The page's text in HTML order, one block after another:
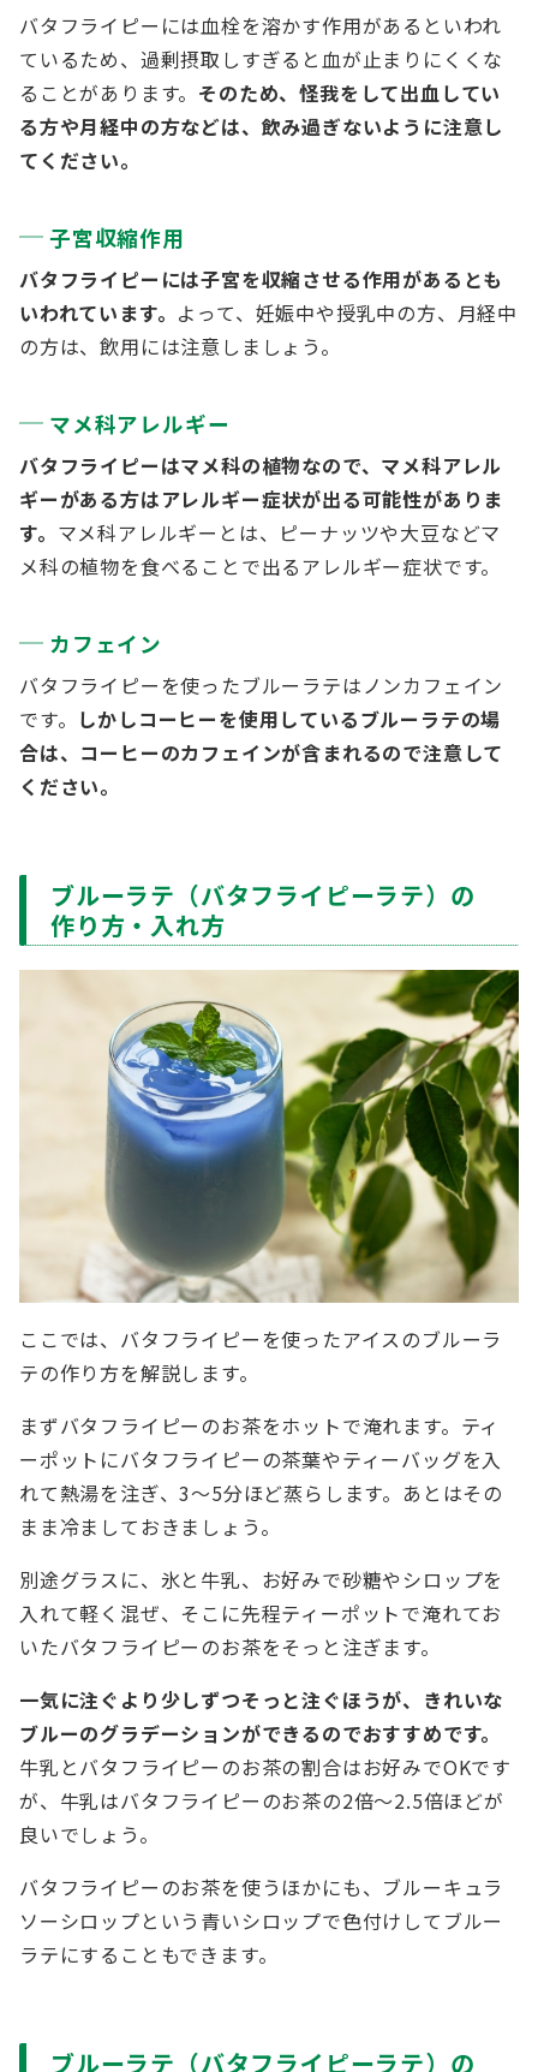
バタフライピーには血栓を溶かす作用があるといわれ
ているため、過剰摂取しすぎると血が止まりにくくな
ることがあります。 そのため、怪我をして出血してい
る方や月経中の方などは、飲み過ぎないように注意し
てください。
子宮収縮作用
バタフライピーには子宮を収縮させる作用があるとも
いわれています。 よって、妊娠中や授乳中の方、月経中
の方は、飲用には注意しましょう。
マメ科アレルギー
バタフライピーはマメ科の植物なので、マメ科アレル
ギーがある方はアレルギー症状が出る可能性がありま
す。 マメ科アレルギーとは、ピーナッツや大豆などマ
メ科の植物を食べることで出るアレルギー症状です。
カフェイン
バタフライピーを使ったブルーラテはノンカフェイン
です。 しかしコーヒーを使用しているブルーラテの場
合は、コーヒーのカフェインが含まれるので注意して
ください。
ブルーラテ（バタフライピーラテ）の
作り方・入れ方
ここでは、バタフライピーを使ったアイスのブルーラ
テの作り方を解説します。
まずバタフライピーのお茶をホットで淹れます。ティ
ーポットにバタフライピーの茶葉やティーバッグを入
れて熱湯を注ぎ、3～5分ほど蒸らします。あとはその
まま冷ましておきましょう。
別途グラスに、氷と牛乳、お好みで砂糖やシロップを
入れて軽く混ぜ、そこに先程ティーポットで淹れてお
いたバタフライピーのお茶をそっと注ぎます。
一気に注ぐより少しずつそっと注ぐほうが、きれいな
ブルーのグラデーションができるのでおすすめです。
牛乳とバタフライピーのお茶の割合はお好みでOKです
が、牛乳はバタフライピーのお茶の2倍～2.5倍ほどが
良いでしょう。
バタフライピーのお茶を使うほかにも、ブルーキュラ
ソーシロップという青いシロップで色付けしてブルー
ラテにすることもできます。
ブルーラテ（バタフライピーラテ）の